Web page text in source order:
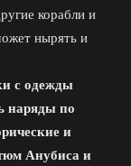
корабли и
нырять и
с одежды
наряды по
и
Анубиса и